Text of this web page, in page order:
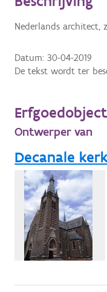
Nederlands architect,
Datum:30-04-2019
De tekst wordt ter
Ontwerper van
Decanale